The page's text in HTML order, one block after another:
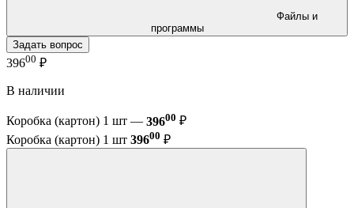
программы
Задать вопрос
39600 ₽
В наличии
Коробка (картон) 1 шт — 39600 ₽
Коробка (картон) 1 шт 39600 ₽